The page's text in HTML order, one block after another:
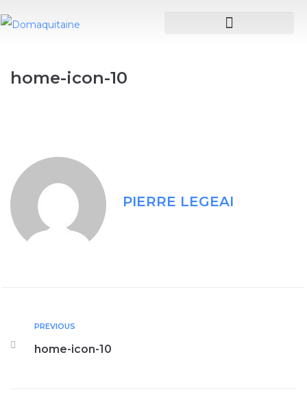
home-icon-10
PIERRE LEGEAI
PREVIOUS
home-icon-10